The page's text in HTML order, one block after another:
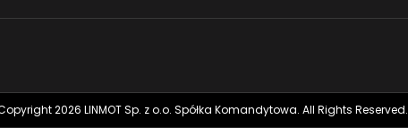
2026 LINMOT Sp. z o.o. Spółka Komandytowa. All Rights Reserved.